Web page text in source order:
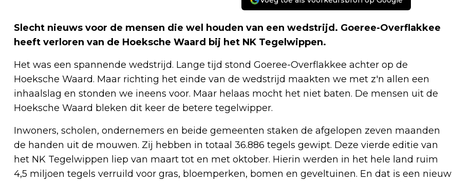
Slecht nieuws voor de mensen die wel houden van een wedstrijd. Goeree-Overflakkee
heeft verloren van de Hoeksche Waard bij het NK Tegelwippen.
Het was een spannende wedstrijd. Lange tijd stond Goeree-Overflakkee achter op de
Hoeksche Waard. Maar richting het einde van de wedstrijd maakten we met z'n allen een
inhaalslag en stonden we ineens voor. Maar helaas mocht het niet baten. De mensen uit de
Hoeksche Waard bleken dit keer de betere tegelwipper.
Inwoners, scholen, ondernemers en beide gemeenten staken de afgelopen zeven maanden
de handen uit de mouwen. Zij hebben in totaal 36.886 tegels gewipt. Deze vierde editie van
het NK Tegelwippen liep van maart tot en met oktober. Hierin werden in het hele land ruim
4,5 miljoen tegels verruild voor gras, bloemperken, bomen en geveltuinen. En dat is een nieuw